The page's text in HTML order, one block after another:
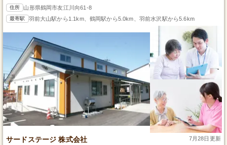
住所 山形県鶴岡市友江川向61-8
最寄駅 羽前大山駅から1.1km、鶴岡駅から5.0km、羽前水沢駅から5.6km
サードステージ 株式会社 7月28日更新